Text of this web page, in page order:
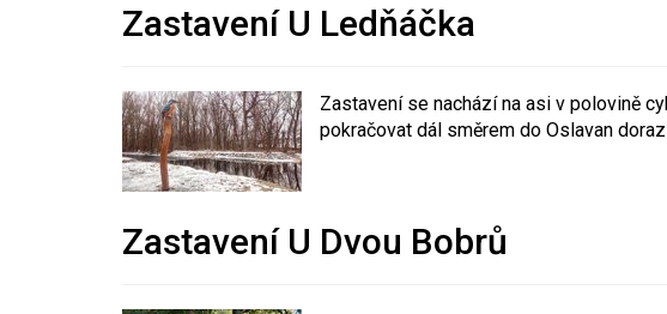
Zastavení U Ledňáčka
Zastavení se nachází na asi v polovině
pokračovat dál směrem do Oslavan
Zastavení U Dvou Bobrů